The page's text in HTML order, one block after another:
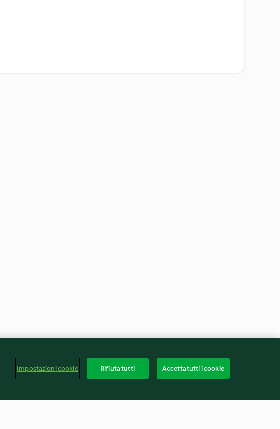
Impostazioni cookie Rifiuta tutti Accetta tutti i cookie